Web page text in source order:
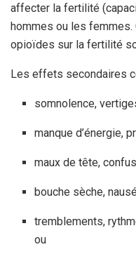
affecter la fertilité
hommes ou les
opioïdes sur la fertilité
Les effets secondaires
somnolence,
manque d’énergie,
maux de tête,
bouche sèche,
tremblements,
ou